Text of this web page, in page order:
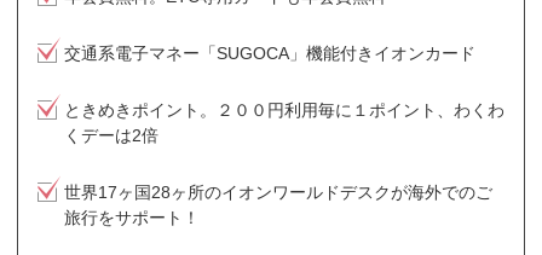
交通系電子マネー「SUGOCA」機能付きイオンカード
ときめきポイント。２００円利用毎に１ポイント、わくわ
くデーは2倍
世界17ヶ国28ヶ所のイオンワールドデスクが海外でのご
旅行をサポート！